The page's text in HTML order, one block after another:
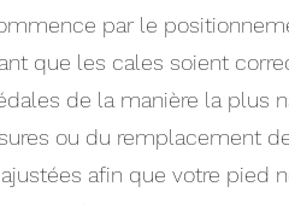
par le
que les cales soient
de la manière la plus
ou du remplacement
afin que votre pied